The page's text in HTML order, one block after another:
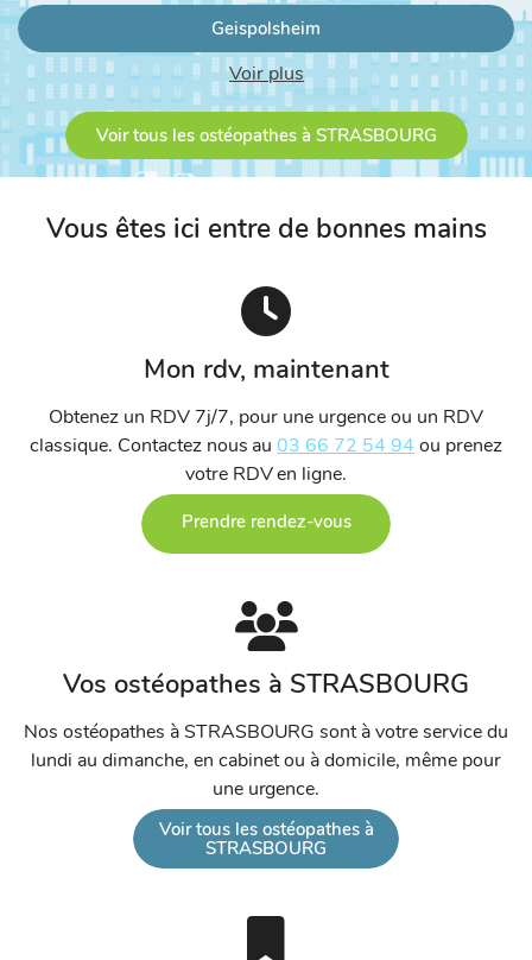
Geispolsheim
Neudorf
Rosheim
Strasbourg centre gare.
Merkwiller-Pechelbronn
Truchtersheim
Oberhausbergen
Esplanade
Voir plus
Voir tous les ostéopathes à STRASBOURG
Vous êtes ici entre de bonnes mains
Mon rdv, maintenant
Obtenez un RDV 7j/7, pour une urgence ou un RDV
classique. Contactez nous au 03 66 72 54 94 ou prenez
votre RDV en ligne.
Prendre rendez-vous
Vos ostéopathes à STRASBOURG
Nos ostéopathes à STRASBOURG sont à votre service du
lundi au dimanche, en cabinet ou à domicile, même pour
une urgence.
Voir tous les ostéopathes à
STRASBOURG